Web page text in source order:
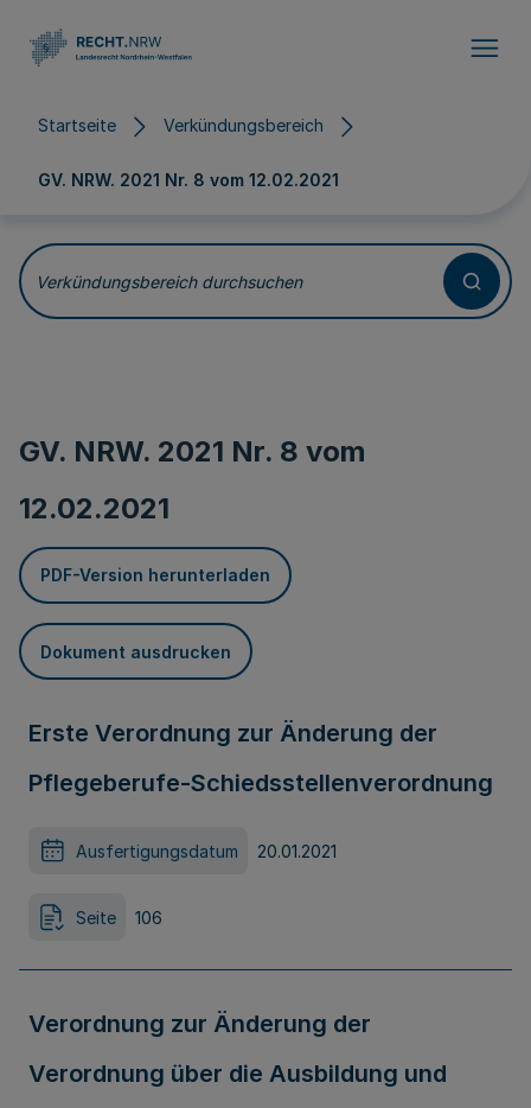
Startseite Verkündungsbereich
GV. NRW. 2021 Nr. 8 vom 12.02.2021
Verkündungsbereich durchsuchen
GV. NRW. 2021 Nr. 8 vom
12.02.2021
PDF-Version herunterladen
Dokument ausdrucken
Erste Verordnung zur Änderung der
Pflegeberufe-Schiedsstellenverordnung
Ausfertigungsdatum 20.01.2021
Seite 106
Verordnung zur Änderung der
Verordnung über die Ausbildung und